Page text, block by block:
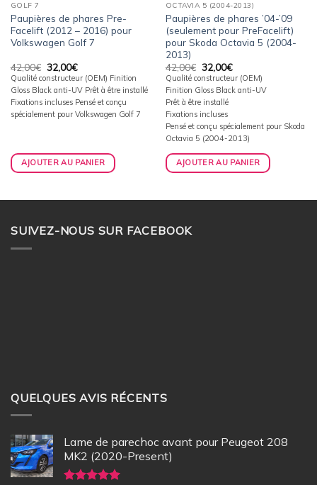
GOLF 7
Paupières de phares Pre-
Facelift (2012 – 2016) pour
Volkswagen Golf 7
42,00€ Le
prix
initial
était :
42,00€.
32,00€Le
prix
actuel
est :
32,00€.
Qualité constructeur (OEM) Finition
Gloss Black anti-UV Prêt à être installé
Fixations incluses Pensé et conçu
spécialement pour Volkswagen Golf 7
AJOUTER AU PANIER
OCTAVIA 5 (2004-2013)
Paupières de phares ’04-’09
(seulement pour PreFacelift)
pour Skoda Octavia 5 (2004-
2013)
42,00€ Le
prix
initial
était :
42,00€.
32,00€Le
prix
actuel
est :
Qualité constructeur (OEM)
Finition Gloss Black anti-UV
Prêt à être installé
Fixations incluses
Pensé et conçu spécialement pour Skoda
Octavia 5 (2004-2013)
AJOUTER AU PANIER
SUIVEZ-NOUS SUR FACEBOOK
QUELQUES AVIS RÉCENTS
Lame de parechoc avant pour Peugeot 208
MK2 (2020-Present)